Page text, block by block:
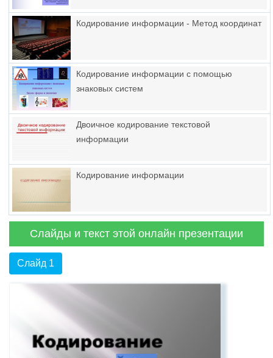
Кодирование информации - Метод координат
Кодирование информации с помощью
знаковых систем
Двоичное кодирование текстовой
информации
Кодирование информации
Слайды и текст этой онлайн презентации
Слайд 1